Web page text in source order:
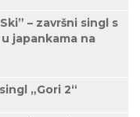
– završni singl s
japankama na
„Gori 2“